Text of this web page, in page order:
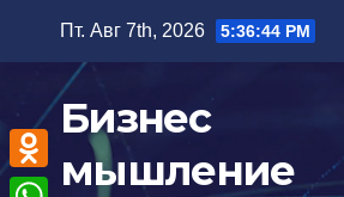
содержимому
Пт. Авг 7th, 2026 5:36:44 PM
Бизнес
мышление
O